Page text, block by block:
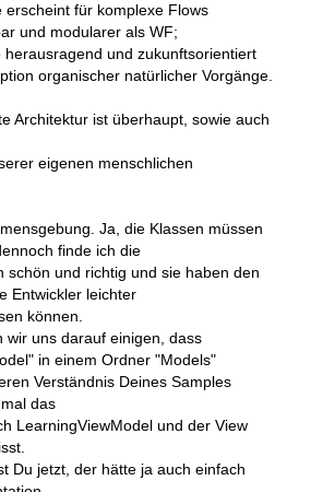
erscheint für komplexe Flows
und modularer als WF;
herausragend und zukunftsorientiert
organischer natürlicher Vorgänge.
Architektur ist überhaupt, sowie auch
eigenen menschlichen
Ja, die Klassen müssen
finde ich die
schön und richtig und sie haben den
Entwickler leichter
können.
wir uns darauf einigen, dass
in einem Ordner "Models"
Verständnis Deines Samples
das
LearningViewModel und der View
Du jetzt, der hätte ja auch einfach